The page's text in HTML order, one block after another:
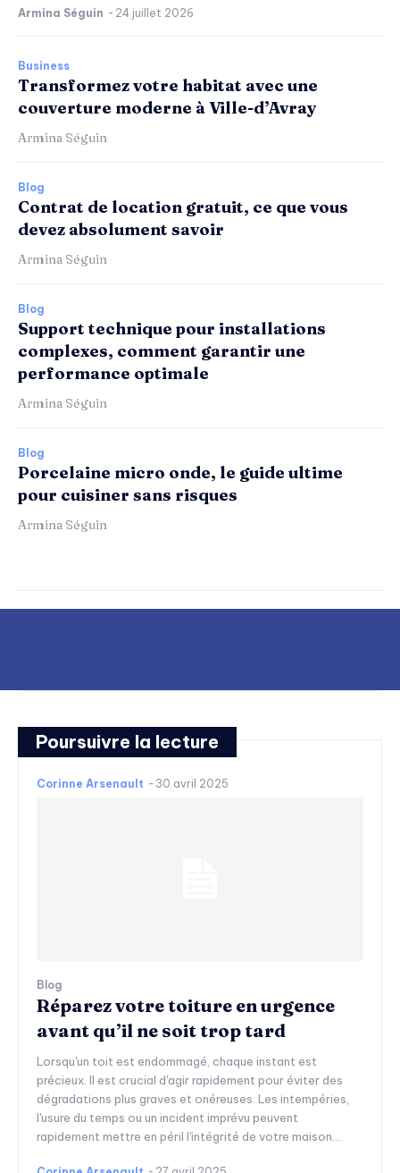
Armina Séguin - 24 juillet 2026
Business
Transformez votre habitat avec une
couverture moderne à Ville-d’Avray
Armina Séguin
Blog
Contrat de location gratuit, ce que vous
devez absolument savoir
Armina Séguin
Blog
Support technique pour installations
complexes, comment garantir une
performance optimale
Armina Séguin
Blog
Porcelaine micro onde, le guide ultime
pour cuisiner sans risques
Armina Séguin
Poursuivre la lecture
Corinne Arsenault - 30 avril 2025
Blog
Réparez votre toiture en urgence
avant qu’il ne soit trop tard
Lorsqu'un toit est endommagé, chaque instant est
précieux. Il est crucial d'agir rapidement pour éviter des
dégradations plus graves et onéreuses. Les intempéries,
l'usure du temps ou un incident imprévu peuvent
rapidement mettre en péril l'intégrité de votre maison....